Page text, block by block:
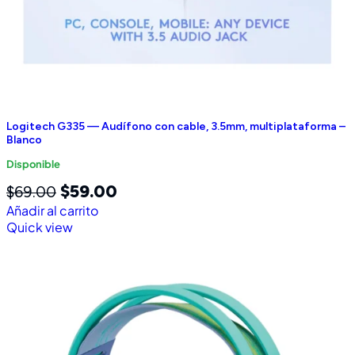
Logitech G335 — Audífono con cable, 3.5mm, multiplataforma –
Blanco
Disponible
$69.00 $59.00
Añadir al carrito
Quick view